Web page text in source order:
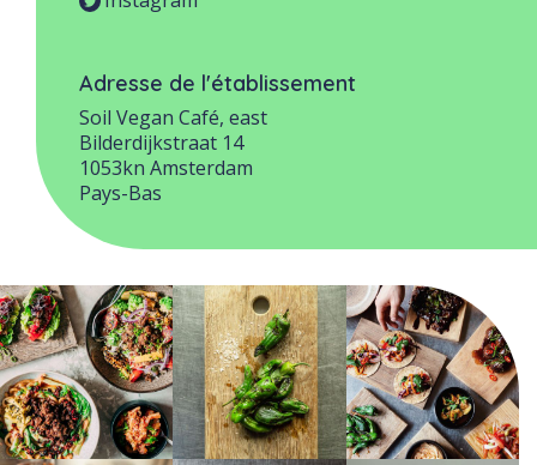
Adresse de l'établissement
Soil Vegan Café, east
Bilderdijkstraat 14
1053kn Amsterdam
Pays-Bas